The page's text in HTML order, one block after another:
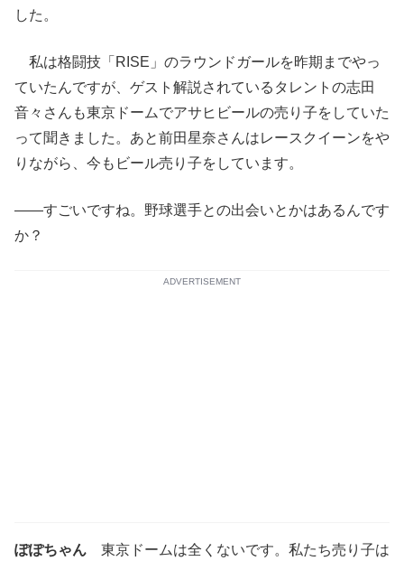
した。
私は格闘技「RISE」のラウンドガールを昨期までやっ
ていたんですが、ゲスト解説されているタレントの志田
音々さんも東京ドームでアサヒビールの売り子をしていた
って聞きました。あと前田星奈さんはレースクイーンをや
りながら、今もビール売り子をしています。
――すごいですね。野球選手との出会いとかはあるんです
か？
ADVERTISEMENT
ぽぽちゃん 東京ドームは全くないです。私たち売り子は